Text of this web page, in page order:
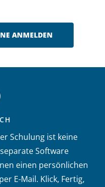
ANMELDEN
Schulung ist keine
Software
einen persönlichen
E-Mail. Klick, Fertig,